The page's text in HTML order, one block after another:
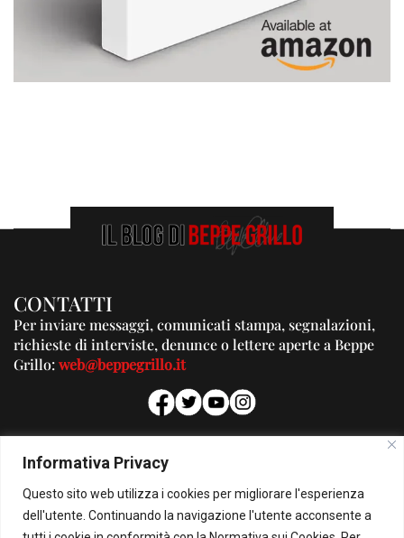
Informativa Privacy
Questo sito web utilizza i cookies per migliorare l'esperienza
dell'utente. Continuando la navigazione l'utente acconsente a
CONTATTI
Per inviare messaggi, comunicati stampa, segnalazioni,
richieste di interviste, denunce o lettere aperte a Beppe
Grillo:web@beppegrillo.it
PUBBLICITA'
Per la tua pubblicità su questo Blog:
pubblicita@beppegrillo.it